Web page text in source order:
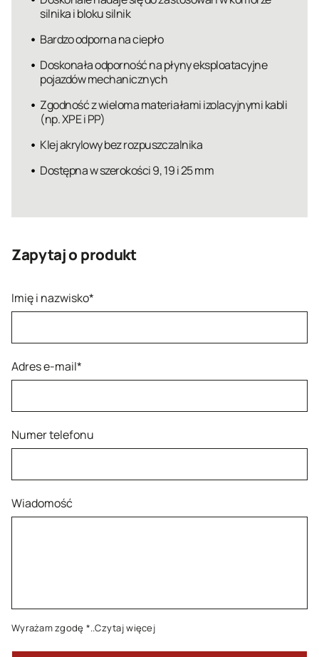
silnika i bloku silnik
Bardzo odporna na ciepło
Doskonała odporność na płyny eksploatacyjne
pojazdów mechanicznych
Zgodność z wieloma materiałami izolacyjnymi kabli
(np. XPE i PP)
Klej akrylowy bez rozpuszczalnika
Dostępna w szerokości 9, 19 i 25 mm
Zapytaj o produkt
Imię i nazwisko*
Adres e-mail*
Numer telefonu
Wiadomość
Wyrażam zgodę *..Czytaj więcej